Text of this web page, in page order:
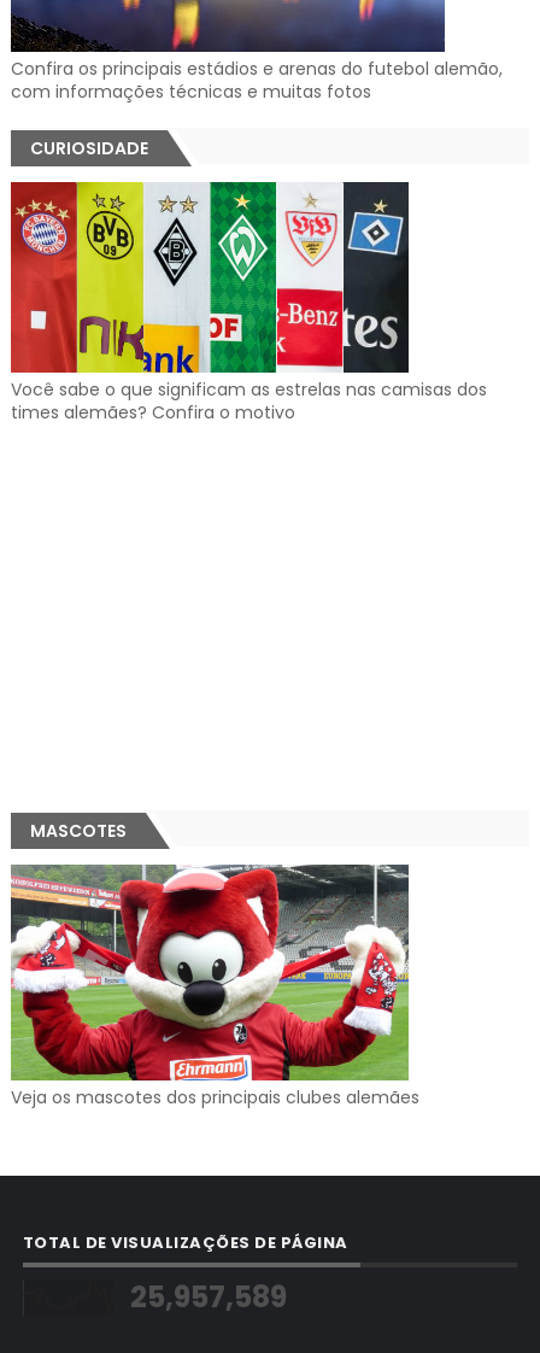
Confira os principais estádios e arenas do futebol alemão,
com informações técnicas e muitas fotos
CURIOSIDADE
Você sabe o que significam as estrelas nas camisas dos
times alemães? Confira o motivo
MASCOTES
Veja os mascotes dos principais clubes alemães
TOTAL DE VISUALIZAÇÕES DE PÁGINA
25,957,589